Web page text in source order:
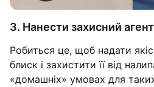
3. Нанести захисний агент
Робиться це, щоб надати
блиск і захистити її від
«домашніх» умовах для